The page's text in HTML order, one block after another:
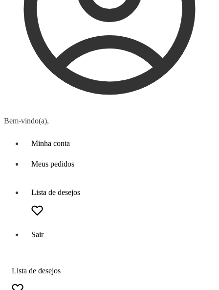
Bem-vindo(a),
Minha conta
Meus pedidos
Lista de desejos
Sair
Lista de desejos